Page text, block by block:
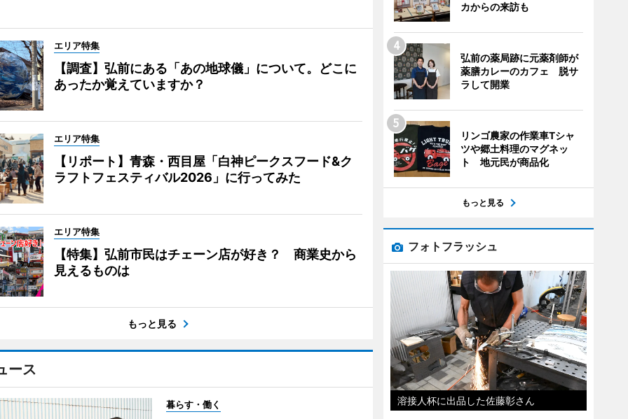
エリア特集
【調査】弘前にある「あの地球儀」について。どこに
あったか覚えていますか？
エリア特集
【リポート】青森・西目屋「白神ピークスフード&ク
ラフトフェスティバル2026」に行ってみた
エリア特集
【特集】弘前市民はチェーン店が好き？ 商業史から
見えるものは
もっと見る
ース
暮らす・働く
カからの来訪も
弘前の薬局跡に元薬剤師が
薬膳カレーのカフェ 脱サ
ラして開業
リンゴ農家の作業車Tシャ
ツや郷土料理のマグネッ
ト 地元民が商品化
もっと見る
フォトフラッシュ
溶接人杯に出品した佐藤彰さん